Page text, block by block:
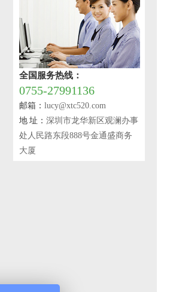
全国服务热线：
0755-27991136
邮箱： lucy@xtc520.com
地 址： 深圳市龙华新区观澜办事
处人民路东段888号金通盛商务
大厦